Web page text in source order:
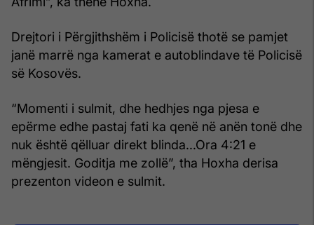
Drejtori i Përgjithshëm i Policisë thotë se pamjet
janë marrë nga kamerat e autoblindave të Policisë
së Kosovës.
“Momenti i sulmit, dhe hedhjes nga pjesa e
epërme edhe pastaj fati ka qenë në anën tonë dhe
nuk është qëlluar direkt blinda...Ora 4:21 e
mëngjesit. Goditja me zollë”, tha Hoxha derisa
prezenton videon e sulmit.